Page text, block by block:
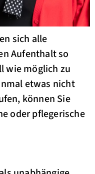
sich alle
Aufenthalt so
wie möglich zu
etwas nicht
können Sie
oder pflegerische